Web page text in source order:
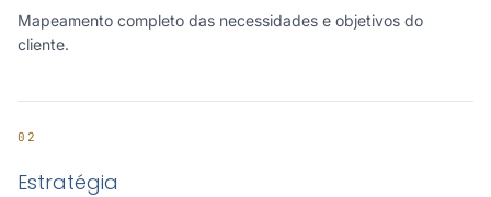
Mapeamento completo das necessidades e objetivos do
cliente.
02
Estratégia